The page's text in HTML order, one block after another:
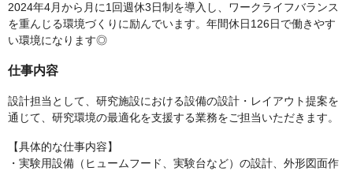
2024年4月から月に1回週休3日制を導入し、ワークライフバランス
を重んじる環境づくりに励んでいます。年間休日126日で働きやす
い環境になります◎
仕事内容
設計担当として、研究施設における設備の設計・レイアウト提案を
通じて、研究環境の最適化を支援する業務をご担当いただきます。
【具体的な仕事内容】
・実験用設備（ヒュームフード、実験台など）の設計、外形図面作